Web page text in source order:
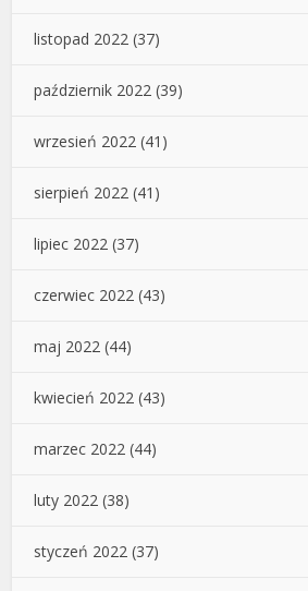
listopad 2022 (37)
październik 2022 (39)
wrzesień 2022 (41)
sierpień 2022 (41)
lipiec 2022 (37)
czerwiec 2022 (43)
maj 2022 (44)
kwiecień 2022 (43)
marzec 2022 (44)
luty 2022 (38)
styczeń 2022 (37)